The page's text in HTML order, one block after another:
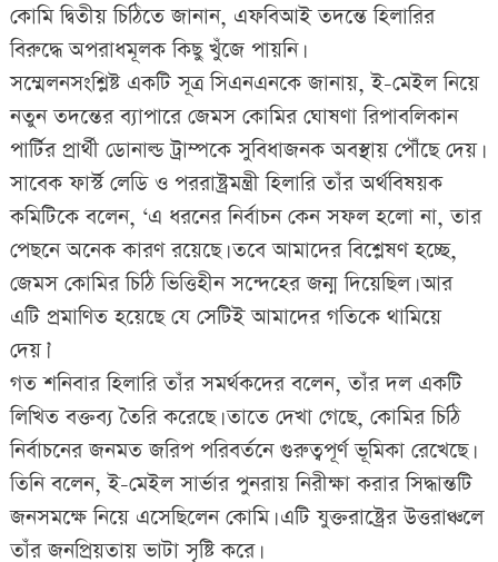
কোমি দ্বিতীয় চিঠিতে জানান, এফবিআই তদন্তে হিলারির
বিরুদ্ধে অপরাধমূলক কিছু খুঁজে পায়নি।
সম্মেলনসংশ্লিষ্ট একটি সূত্র সিএনএনকে জানায়, ই-মেইল নিয়ে
নতুন তদন্তের ব্যাপারে জেমস কোমির ঘোষণা রিপাবলিকান
পার্টির প্রার্থী ডোনাল্ড ট্রাম্পকে সুবিধাজনক অবস্থায় পৌঁছে দেয়।
সাবেক ফার্স্ট লেডি ও পররাষ্ট্রমন্ত্রী হিলারি তাঁর অর্থবিষয়ক
কমিটিকে বলেন, ‘এ ধরনের নির্বাচন কেন সফল হলো না, তার
পেছনে অনেক কারণ রয়েছে। তবে আমাদের বিশ্লেষণ হচ্ছে,
জেমস কোমির চিঠি ভিত্তিহীন সন্দেহের জন্ম দিয়েছিল। আর
এটি প্রমাণিত হয়েছে যে সেটিই আমাদের গতিকে থামিয়ে
দেয়।’
গত শনিবার হিলারি তাঁর সমর্থকদের বলেন, তাঁর দল একটি
লিখিত বক্তব্য তৈরি করেছে। তাতে দেখা গেছে, কোমির চিঠি
নির্বাচনের জনমত জরিপ পরিবর্তনে গুরুত্বপূর্ণ ভূমিকা রেখেছে।
তিনি বলেন, ই-মেইল সার্ভার পুনরায় নিরীক্ষা করার সিদ্ধান্তটি
জনসমক্ষে নিয়ে এসেছিলেন কোমি। এটি যুক্তরাষ্ট্রের উত্তরাঞ্চলে
তাঁর জনপ্রিয়তায় ভাটা সৃষ্টি করে।